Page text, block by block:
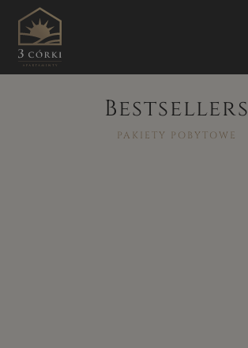
Bestsellers
PAKIETY POBYTOWE